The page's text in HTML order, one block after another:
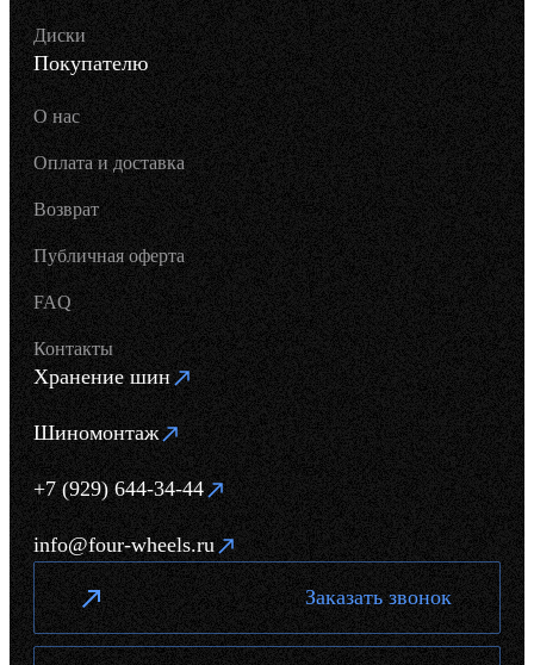
Диски
Покупателю
О нас
Оплата и доставка
Возврат
Публичная оферта
FAQ
Контакты
Хранение шин
Шиномонтаж
+7 (929) 644-34-44
info@four-wheels.ru
Заказать звонок